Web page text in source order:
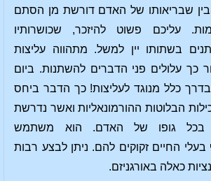
שבריאותו של האדם דורשת מן הסתם
עליכם פשוט להיזכר, שכושרותיו
בשתותו יין למשל. מתהווה עליצות
כך עלולים פני הדברים להשתנות. ביום
כלל מנוגד לעליצות! כך הדבר ביחס
הבלוטות ההורמונאליות ואשר נדרשת
בכל גופו של האדם. הוא משתמש
בעלי החיים זקוקים להם. ניתן לבצע רבות
כאלה באורגניזם.